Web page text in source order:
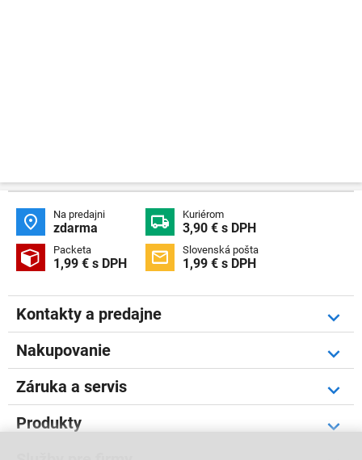
 Na predajni
zdarma  Kuriérom
3,90 € s DPH
 Packeta
1,99 € s DPH  Slovenská pošta
1,99 € s DPH
Kontakty a predajne
Nakupovanie
Záruka a servis
Produkty